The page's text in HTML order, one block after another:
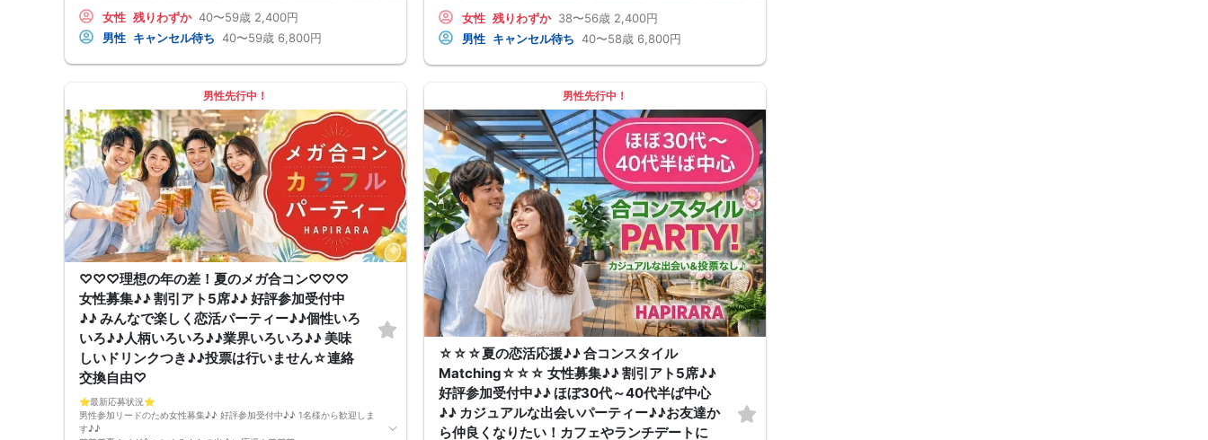
忙しい日常を忘れて、心地よい雰囲気の中で気軽に会話を楽しみたいあな
たに。
このイベントでは、ゆっくり座って落ち着いてお話しできる合コンスタイ
そんなあなたにぴったりのコンパ風な出会いイベント♪
なにか懐かしいこのコンパの雰囲気・・・！
皆さんでお話するのはきっと楽しいはず！
落ち着いた雰囲気の中で、リラックスしてお話しできるのが魅力なんです
♪♪
～開催形式について～
ゆったり着席スタイル♪♪
美味しいドリンクをサービス♡（ソフトドリンク・ノンアルカクテル・カ
クテル・ビール等♪♪）
連絡先交換自由♪♪ 次に繋がりやすい♪♪
【お支払い方法】
当日現金払い♪
楽々♪クレジット払い♪
＜申込画面でいずれかを選択ください＞
※お申し込み後、即時でお客様のお席を確保しています♪
規定のキャンセルポリシーが適用されます。ご確認の上、お申込み願いま
す。
男女調整・お席の確保等を行っております運営都合上、ご理解をお願いし
ます。
【会場での受付】
10分前より受付♪
【ご参加規約】
開催中のマスク着用は任意とさせていただきます。
ドリンクメニュー・フード類については店舗により若干変更する場合があ
ります。
※お申し込み後、即時でお客様のお席を確保しています。
女性 残りわずか 40〜59歳 2,400円
男性 キャンセル待ち 40〜59歳 6,800円
会場は、半個室のゆったりとした空間をご用意♪♪
美味しいドリンクやフードを楽しみながら、
周囲を気にせず、リラックスして交流できます。
そんな想いにぴったりの コンパ風のライトな恋活イベント です。
どこか懐かしい空気感の中で皆さんでおしゃべりする時間は、きっと笑顔
があふれるはず♪♪
そろそろ・・・前向きなご縁を見つけるきっかけを♡
～開催形式について～
ゆったり着席スタイル♪♪
美味しいドリンクをサービス♡（ソフトドリンク・ノンアルカクテル・カ
クテル・ビール等♪♪）
連絡先交換自由♪♪ 次に繋がりやすい♪♪
【お支払い方法】
当日現金払い♪
楽々♪クレジット払い♪
＜申込画面でいずれかを選択ください＞
※お申し込み後、即時でお客様のお席を確保しています♪
規定のキャンセルポリシーが適用されます。ご確認の上、お申込み願いま
す。
男女調整・お席の確保等を行っております運営都合上、ご理解をお願いし
ます。
10分前より受付♪
【ご参加規約】
開催中のマスク着用は任意とさせていただきます。
ドリンクメニュー・フード類については店舗により若干変更する場合があ
ります。
男女調整のため規定のキャンセルポリシーが適用されます。ご確認の上、
お申込み願います。
女性 残りわずか 38〜56歳 2,400円
男性 キャンセル待ち 40〜58歳 6,800円
男性先行中！
♡♡♡理想の年の差！夏のメガ合コン♡♡♡
女性募集♪♪ 割引アト5席♪♪ 好評参加受付中
♪♪ みんなで楽しく恋活パーティー♪♪個性いろ
いろ♪♪人柄いろいろ♪♪業界いろいろ♪♪ 美味
しいドリンクつき♪♪投票は行いません☆連絡
交換自由♡
⭐️最新応募状況⭐️
男性参加リードのため女性募集♪♪ 好評参加受付中♪♪ 1名様から歓迎しま
す♪♪
男性先行中！
☆☆☆夏の恋活応援♪♪ 合コンスタイル
Matching☆☆☆ 女性募集♪♪ 割引アト5席♪♪
好評参加受付中♪♪ ほぼ30代～40代半ば中心
♪♪ カジュアルな出会いパーティー♪♪お友達か
ら仲良くなりたい！カフェやランチデートに